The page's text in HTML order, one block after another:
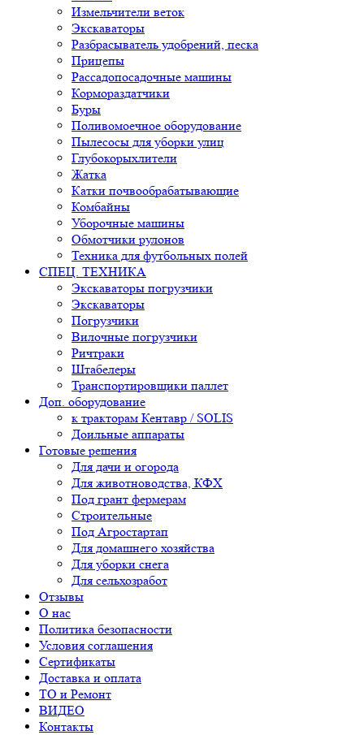
Измельчители веток
Экскаваторы
Разбрасыватель удобрений, песка
Прицепы
Рассадопосадочные машины
Кормораздатчики
Буры
Поливомоечное оборудование
Пылесосы для уборки улиц
Глубокорыхлители
Жатка
Катки почвообрабатывающие
Комбайны
Уборочные машины
Обмотчики рулонов
Техника для футбольных полей
СПЕЦ. ТЕХНИКА
Экскаваторы погрузчики
Экскаваторы
Погрузчики
Вилочные погрузчики
Ричтраки
Штабелеры
Транспортировщики паллет
Доп. оборудование
к тракторам Кентавр / SOLIS
Доильные аппараты
Готовые решения
Для дачи и огорода
Для животноводства, КФХ
Под грант фермерам
Строительные
Под Агростартап
Для домашнего хозяйства
Для уборки снега
Для сельхозработ
Отзывы
О нас
Политика безопасности
Условия соглашения
Сертификаты
Доставка и оплата
ТО и Ремонт
ВИДЕО
Контакты